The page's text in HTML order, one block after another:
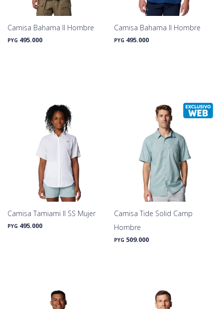
Camisa Bahama II Hombre
PYG 495.000
Camisa Bahama II Hombre
PYG 495.000
Camisa Tamiami II SS Mujer
PYG 495.000
Camisa Tide Solid Camp
Hombre
PYG 509.000